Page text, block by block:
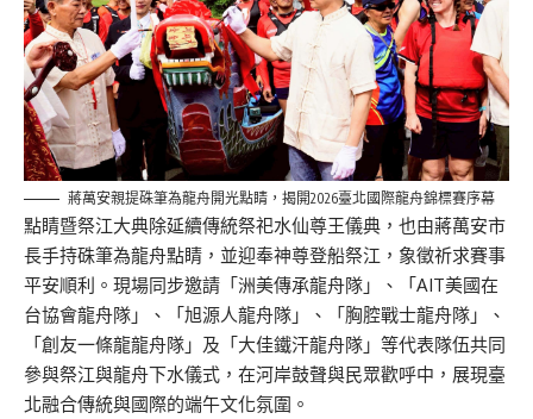
蔣萬安親提硃筆為龍舟開光點睛，揭開2026臺北國際龍舟錦標賽序幕
點睛暨祭江大典除延續傳統祭祀水仙尊王儀典，也由蔣萬安市
長手持硃筆為龍舟點睛，並迎奉神尊登船祭江，象徵祈求賽事
平安順利。現場同步邀請「洲美傳承龍舟隊」、「AIT美國在
台協會龍舟隊」、「旭源人龍舟隊」、「胸腔戰士龍舟隊」、
「創友一條龍龍舟隊」及「大佳鐵汗龍舟隊」等代表隊伍共同
參與祭江與龍舟下水儀式，在河岸鼓聲與民眾歡呼中，展現臺
北融合傳統與國際的端午文化氛圍。